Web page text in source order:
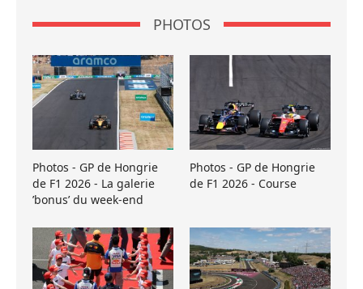
PHOTOS
Photos - GP de Hongrie
de F1 2026 - La galerie
’bonus’ du week-end
Photos - GP de Hongrie
de F1 2026 - Course